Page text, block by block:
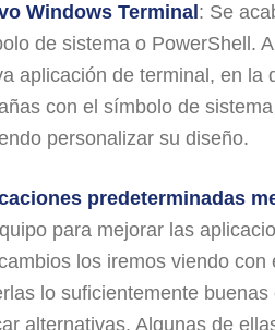
Windows Terminal : Se
de sistema o PowerShell.
aplicación de terminal, en la
con el símbolo de
personalizar su diseño.
predeterminadas
para mejorar las
los iremos viendo
lo suficientemente
alternativas. Algunas de